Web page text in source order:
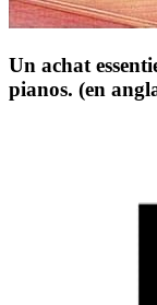
Un achat
pianos. (en